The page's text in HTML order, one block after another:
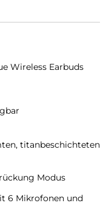
Wireless Earbuds
titanbeschichteten
Modus
6 Mikrofonen und